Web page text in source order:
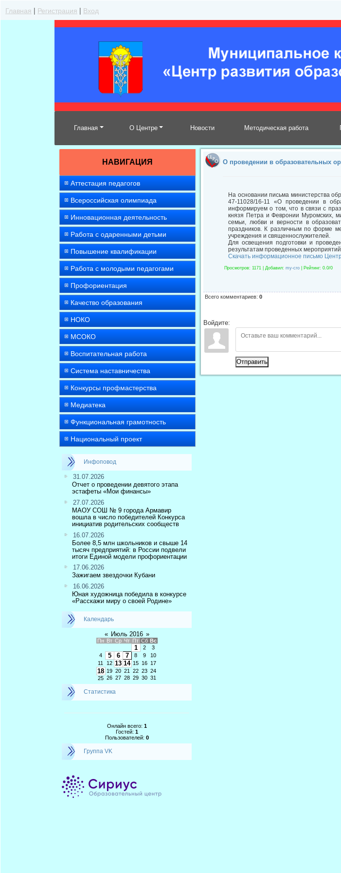
Главная | Регистрация | Вход
Главная О Центре Новости Методическая работа
НАВИГАЦИЯ
Аттестация педагогов
Всероссийская олимпиада
Инновационная деятельность
Работа с одаренными детьми
Повышение квалификации
Работа с молодыми педагогами
Профориентация
Качество образования
НОКО
МСОКО
Воспитательная работа
Система наставничества
Конкурсы профмастерства
Медиатека
Функциональная грамотность
Национальный проект
Инфоповод
31.07.2026
Отчет о проведении девятого этапа
эстафеты «Мои финансы»
27.07.2026
МАОУ СОШ № 9 города Армавир
вошла в число победителей Конкурса
инициатив родительских сообществ
16.07.2026
Более 8,5 млн школьников и свыше 14
тысяч предприятий: в России подвели
итоги Единой модели профориентации
17.06.2026
Зажигаем звездочки Кубани
16.06.2026
Юная художница победила в конкурсе
«Расскажи миру о своей Родине»
Календарь
« Июль 2016 »
Пн Вт Ср Чт Пт Сб Вс
1 2
3
4
5 6 7 8 9
10
11
12 13 14 15 16 17
18 19 20 21 22 23 24
25 26 27 28 29 30 31
Статистика
Онлайн всего: 1
Гостей: 1
Пользователей: 0
Группа VK
О проведении в образовательных
На основании письма министерства
47-11028/16-11 «О проведении в
информируем о том, что в связи с
князя Петра и Февронии Муромских,
семьи, любви и верности в
праздников. К различным по форме
учреждения и священнослужителей.
Для освещения подготовки и
результатам проведенных
Скачать информационное письмо
Просмотров: 1171 | Добавил: my-cro Рейтинг: 0.0/0
Всего комментариев: 0
Войдите:
Отправить